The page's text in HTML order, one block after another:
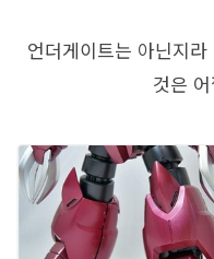
언더게이트는 아닌지
것은